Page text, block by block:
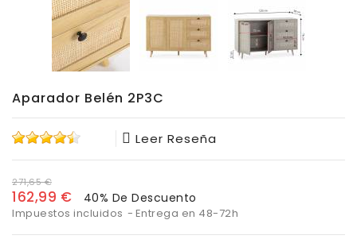
Aparador Belén 2P3C
Leer Reseña
271,65 €
162,99 € 40% De Descuento
Impuestos incluidos Entrega en 48-72h